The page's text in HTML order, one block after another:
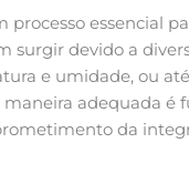
processo essencial
surgir devido a
e umidade, ou
maneira adequada é
da